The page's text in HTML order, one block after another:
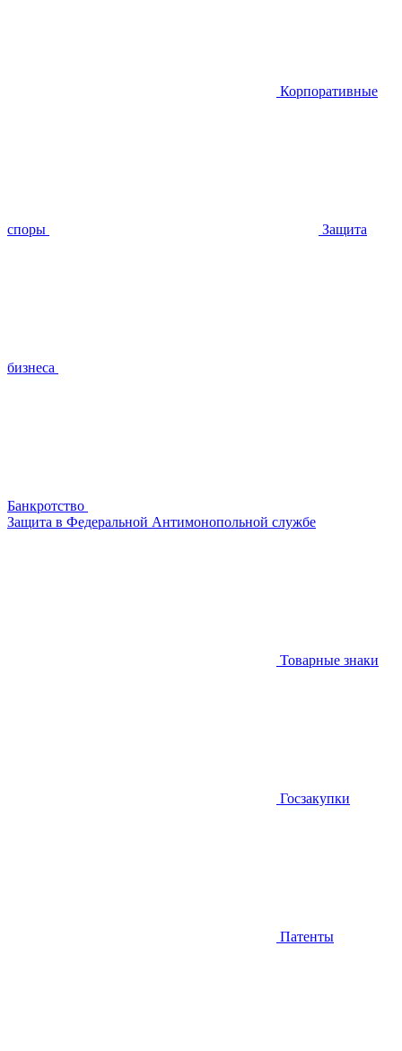
Корпоративные
споры Защита
бизнеса
Банкротство
Защита в Федеральной Антимонопольной службе
Товарные знаки
Госзакупки
Патенты